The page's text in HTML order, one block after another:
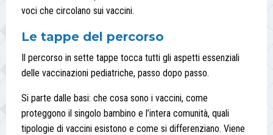
voci che circolano sui vaccini.
Le tappe del percorso
Il percorso in sette tappe tocca tutti gli aspetti essenziali
delle vaccinazioni pediatriche, passo dopo passo.
Si parte dalle basi: che cosa sono i vaccini, come
proteggono il singolo bambino e l’intera comunità, quali
tipologie di vaccini esistono e come si differenziano. Viene